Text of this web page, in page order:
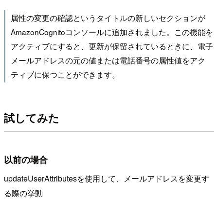
属性の変更の確認というタイトルの新しいセクションが
AmazonCognitoコンソールに追加されました。この機能を
アクティブにすると、更新が保留されているときに、電子
メールアドレスの元の値または電話番号の属性値をアク
ティブに保つことができます。
試してみた
以前の場合
updateUserAttributesを使用して、メールアドレスを変更す
る際の挙動